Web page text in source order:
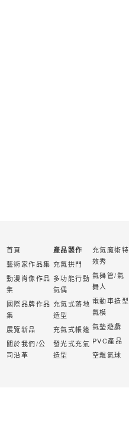
首頁
藝術家作品集
動漫肖像作品
集
國際品牌作品
集
展覽新品
關於我們/公
司沿革
產品製作
充氣拱門
多功能行動
氣偶
充氣式落地
造型
充氣式帳篷
發光式充氣
造型
充氣魔術特
效秀
氣舞管/氣
舞人
電動車造型
氣模
氣墊遊戲
PVC產品
空飄氣球